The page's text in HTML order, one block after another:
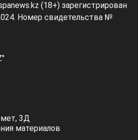
(18+) зарегистрирован
Номер свидетельства №
3Д
материалов